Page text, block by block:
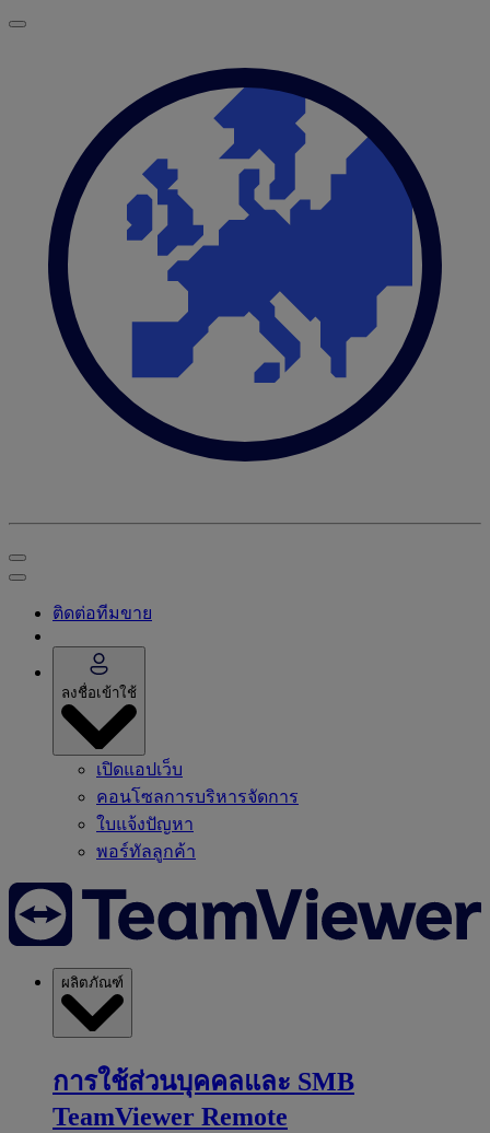
ติดต่อทีมขาย
ลงชื่อเข้าใช้
เปิดแอปเว็บ
คอนโซลการบริหารจัดการ
ใบแจ้งปัญหา
พอร์ทัลลูกค้า
ผลิตภัณฑ์
การใช้ส่วนบุคคลและ SMB
TeamViewer Remote